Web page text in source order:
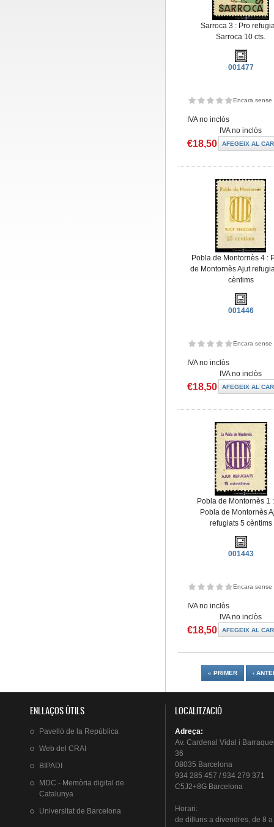
Sarroca 3 : Pro
Sarroca 10 cts.
001477
Encara sense
IVA no inclòs
IVA no inclòs
€18,50
Pobla de Montornès 4 :
de Montornès Ajut
cèntims
001446
Encara sense
IVA no inclòs
IVA no inclòs
€18,50
Pobla de Montornès 1
Pobla de Montornès
refugiats 5 cèntims
001443
Encara sense
IVA no inclòs
IVA no inclòs
€18,50
« PRIMER ‹
ENLLAÇOS ÚTILS
Pavelló de la República
Web del CRAI
BIPADI
MDC - Memòria digital de
Catalunya
Universitat de Barcelona
LOCALITZACIÓ
Adreça:
Av. Cardenal Vidal i
36
08035 Barcelona
934 285 457 / 934 279 371
C5J2+8G Barcelona
Horari:
de dillunsa divendres, de 8